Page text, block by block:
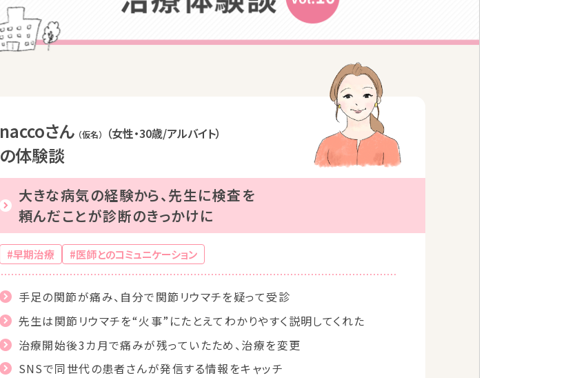
naccoさん （仮名） （女性・30歳/アルバイト）
の体験談
大きな病気の経験から、先生に検査を
頼んだことが診断のきっかけに
#早期治療 #医師とのコミュニケーション
手足の関節が痛み、自分で関節リウマチを疑って受診
先生は関節リウマチを“火事”にたとえてわかりやすく説明してくれた
治療開始後3カ月で痛みが残っていたため、治療を変更
SNSで同世代の患者さんが発信する情報をキャッチ